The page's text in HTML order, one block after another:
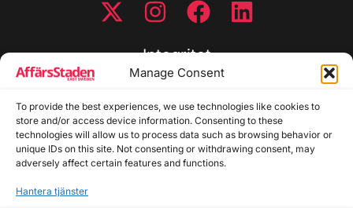
Manage Consent
To provide the best experiences, we use technologies like cookies to
store and/or access device information. Consenting to these
technologies will allow us to process data such as browsing behavior or
unique IDs on this site. Not consenting or withdrawing consent, may
adversely affect certain features and functions.
Hantera tjänster
Integritet
Cookiepolicy
Disclaimer
Redaktionell policy
Utgivarinformation